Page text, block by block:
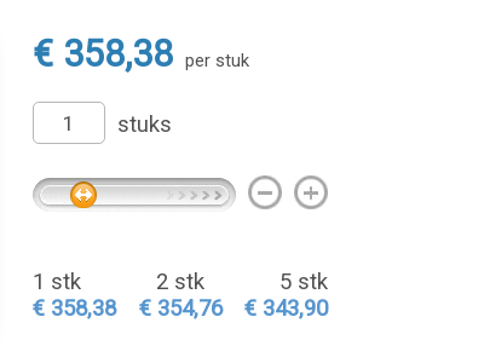
€ 358,38 per stuk
stuks
1 stk
€ 358,38
2 stk
€ 354,76
5 stk
€ 343,90